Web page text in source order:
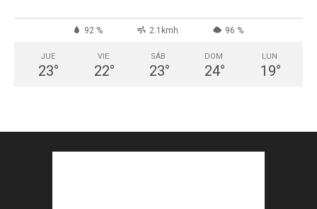
92 % 2.1kmh 96 %
JUE
23°
VIE
22°
SÁB
23°
DOM
24°
LUN
19°